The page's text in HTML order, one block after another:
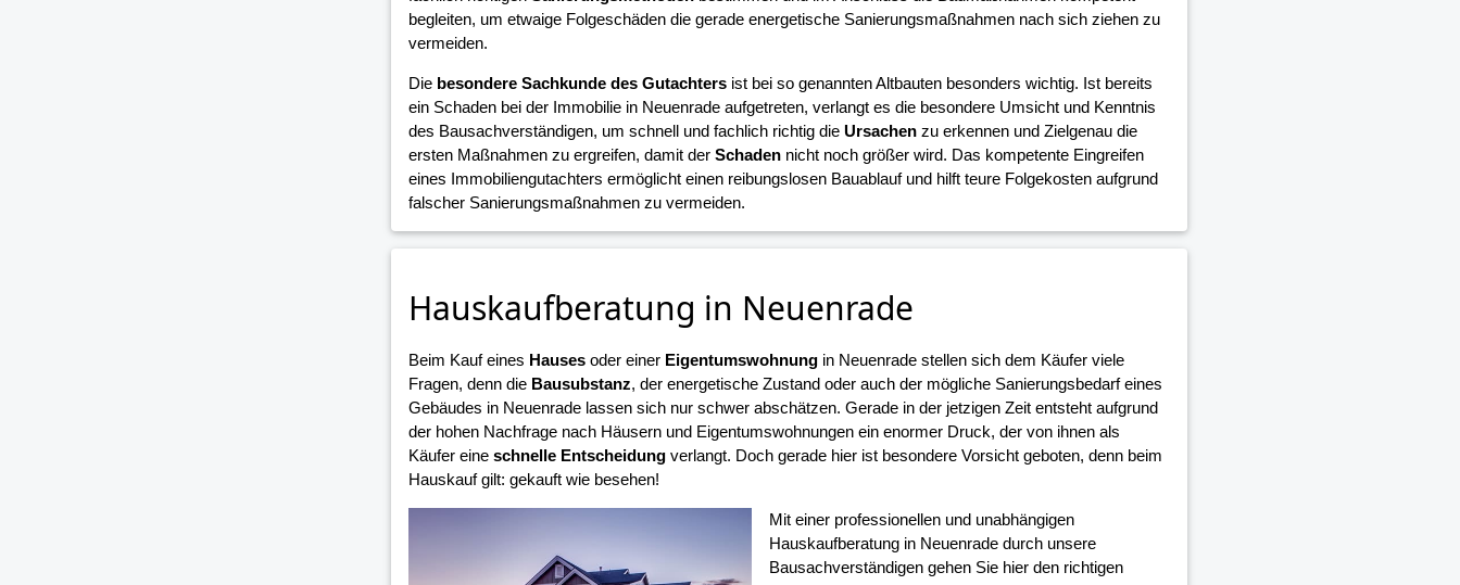
begleiten, um etwaige Folgeschäden die gerade energetische Sanierungsmaßnahmen nach sich ziehen zu
vermeiden.
Die besondere Sachkunde des Gutachtersist bei so genannten Altbauten besonders wichtig. Ist bereits
ein Schaden bei der Immobilie in Neuenrade aufgetreten, verlangt es die besondere Umsicht und Kenntnis
des Bausachverständigen, um schnell und fachlich richtig die Ursachenzu erkennen und Zielgenau die
ersten Maßnahmen zu ergreifen, damit der Schadennicht noch größer wird. Das kompetente Eingreifen
eines Immobiliengutachters ermöglicht einen reibungslosen Bauablauf und hilft teure Folgekosten aufgrund
falscher Sanierungsmaßnahmen zu vermeiden.
Hauskaufberatung in Neuenrade
Beim Kauf eines Hausesoder einer Eigentumswohnungin Neuenrade stellen sich dem Käufer viele
Fragen, denn die Bausubstanz, der energetische Zustand oder auch der mögliche Sanierungsbedarf eines
Gebäudes in Neuenrade lassen sich nur schwer abschätzen. Gerade in der jetzigen Zeit entsteht aufgrund
der hohen Nachfrage nach Häusern und Eigentumswohnungen ein enormer Druck, der von ihnen als
Käufer eine schnelle Entscheidungverlangt. Doch gerade hier ist besondere Vorsicht geboten, denn beim
Hauskauf gilt: gekauft wie besehen!
Mit einer professionellen und unabhängigen
Hauskaufberatung in Neuenrade durch unsere
Bausachverständigen gehen Sie hier den richtigen